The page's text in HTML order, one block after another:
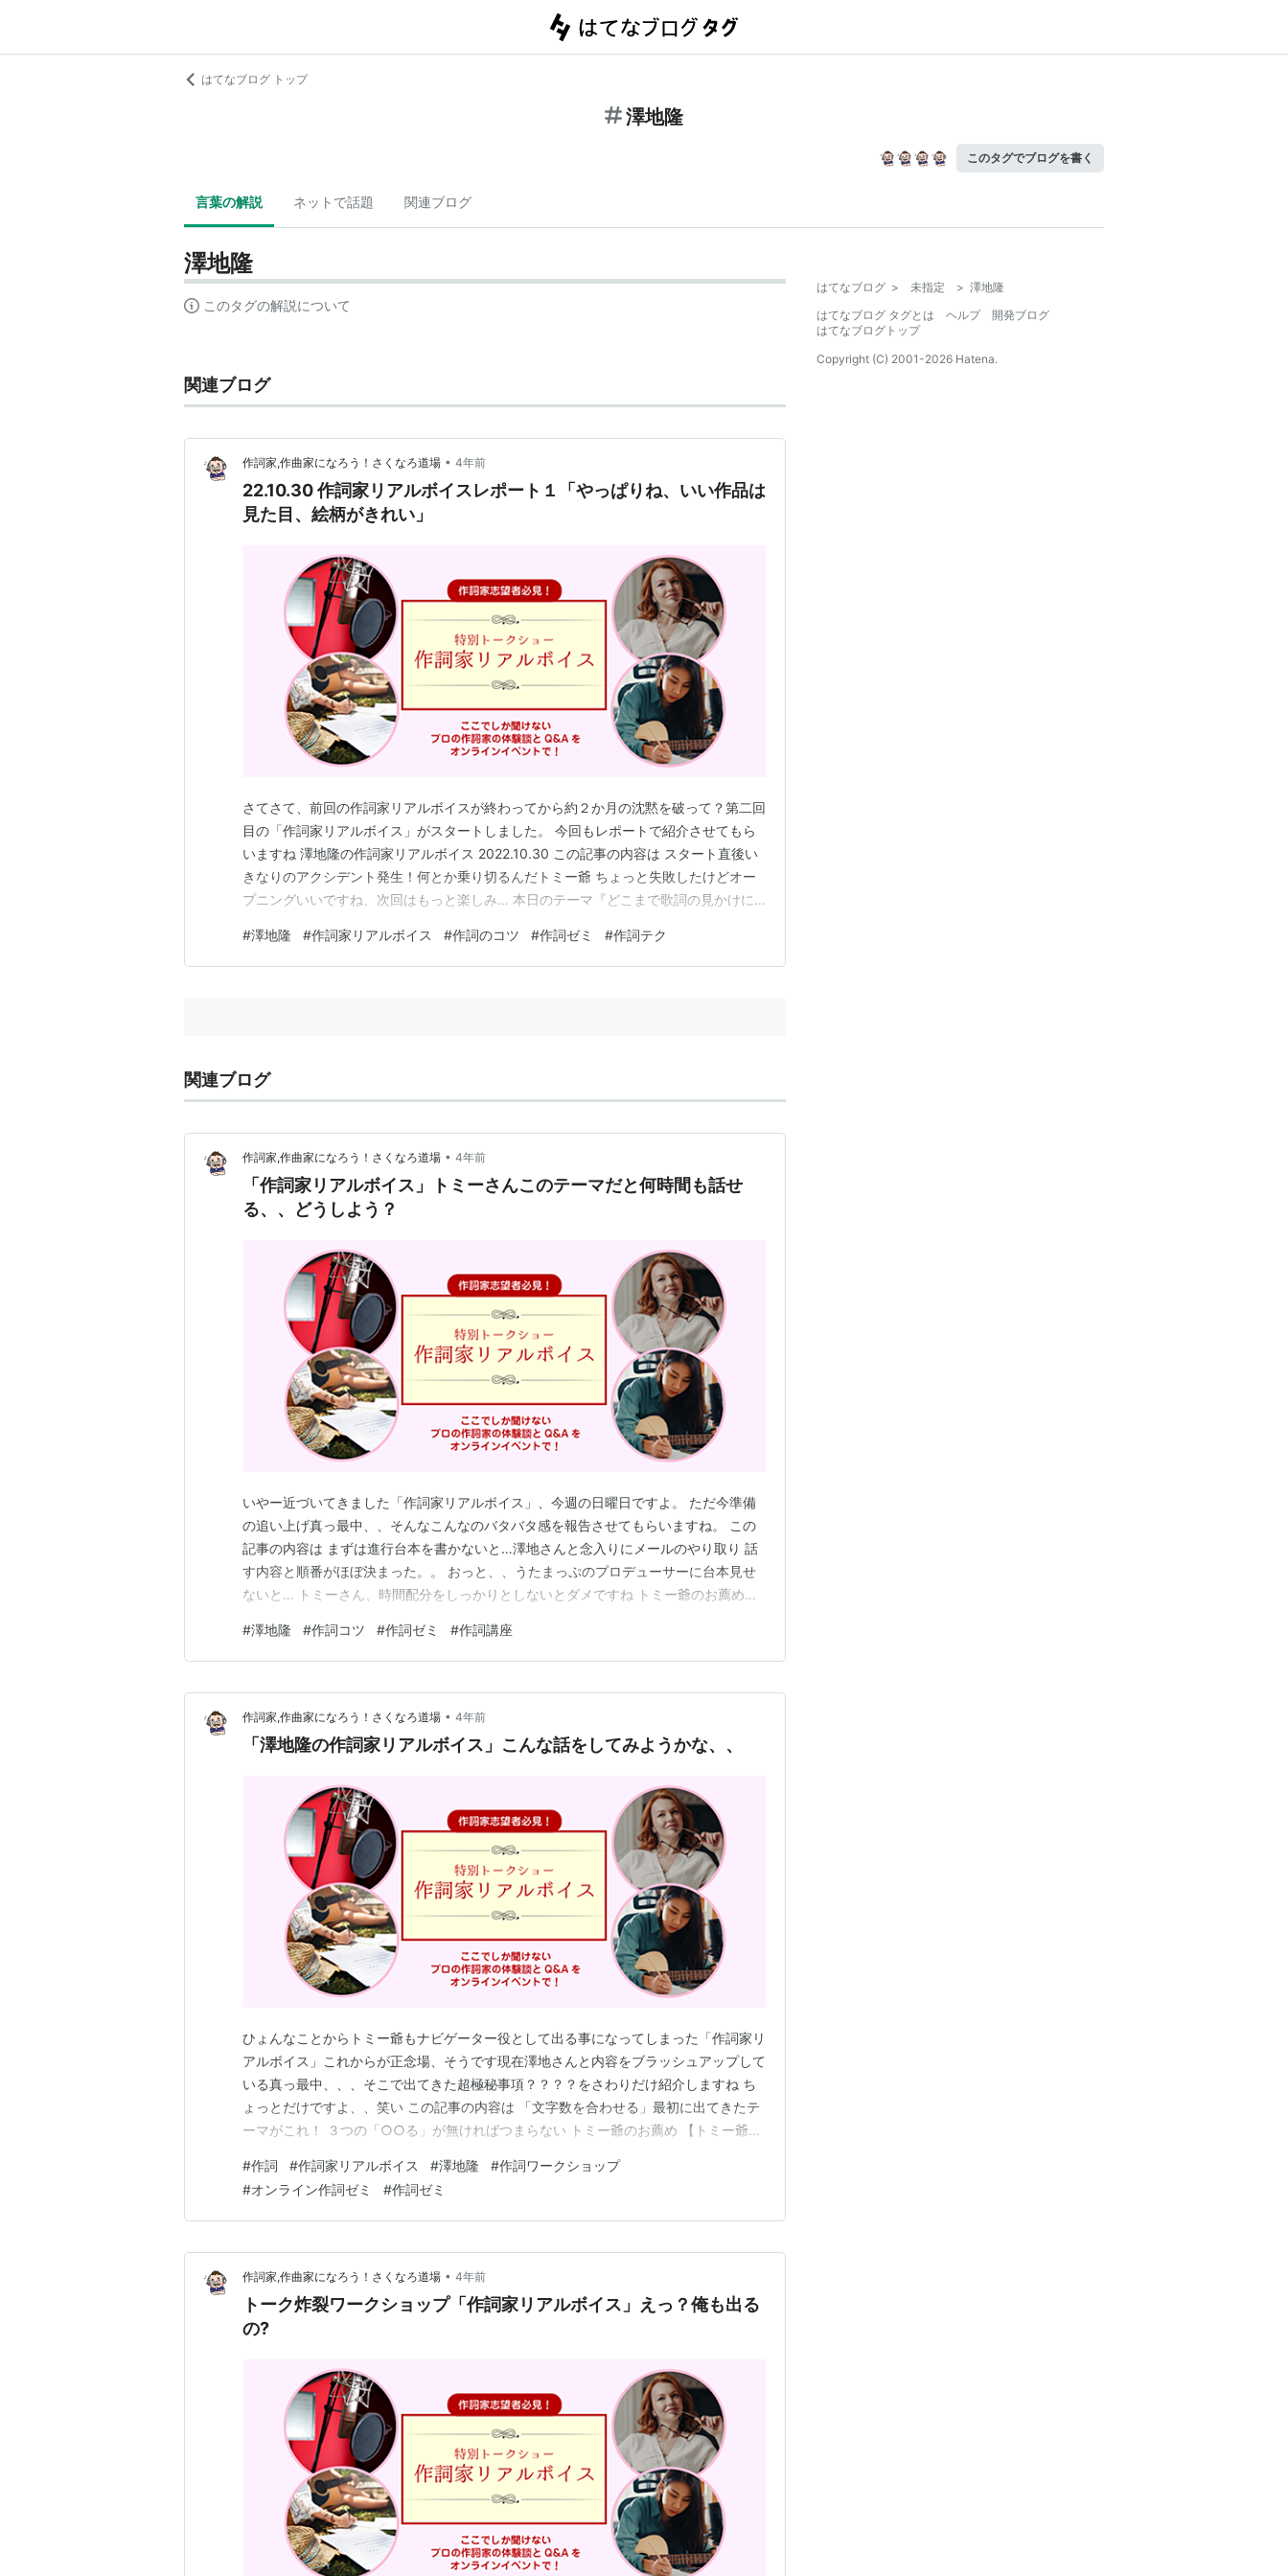
はてなブログ トップ
澤地隆
このタグでブログを書く
言葉の解説 ネットで話題 関連ブログ
澤地隆
このタグの解説について
関連ブログ
作詞家,作曲家になろう！さくなろ道場 • 4年前
22.10.30 作詞家リアルボイスレポート１「やっぱりね、いい作品は
見た目、絵柄がきれい」
さてさて、前回の作詞家リアルボイスが終わってから約２か月の沈黙を破って？第二回
目の「作詞家リアルボイス」がスタートしました。 今回もレポートで紹介させてもら
いますね 澤地隆の作詞家リアルボイス 2022.10.30 この記事の内容は スタート直後い
きなりのアクシデント発生！何とか乗り切るんだトミー爺 ちょっと失敗したけどオー
プニングいいですね、次回はもっと楽しみ… 本日のテーマ『どこまで歌詞の見かけに
手の人って作詞家の書いた詞を見てレコーディングするんですよ 【トミーのお薦め】
【トミー爺の関連サイト】 スタート直…
#澤地隆 #作詞家リアルボイス #作詞のコツ #作詞ゼミ #作詞テク
関連ブログ
作詞家,作曲家になろう！さくなろ道場 • 4年前
「作詞家リアルボイス」トミーさんこのテーマだと何時間も話せ
る、、どうしよう？
いやー近づいてきました「作詞家リアルボイス」、今週の日曜日ですよ。 ただ今準備
の追い上げ真っ最中、、そんなこんなのバタバタ感を報告させてもらいますね。 この
記事の内容は まずは進行台本を書かないと…澤地さんと念入りにメールのやり取り 話
す内容と順番がほぼ決まった。。 おっと、、うたまっぷのプロデューサーに台本見せ
ないと… トミーさん、時間配分をしっかりとしないとダメですね トミー爺のお薦め
く！！ ■作詞家 澤地隆の「作詞家リアルボイス」ーただ書きゃいいってもんじゃない
ー 第一回 ところで歌の詞ってなにが大切なの 作詞…
#澤地隆 #作詞コツ #作詞ゼミ #作詞講座
作詞家,作曲家になろう！さくなろ道場 • 4年前
「澤地隆の作詞家リアルボイス」こんな話をしてみようかな、、
ひょんなことからトミー爺もナビゲーター役として出る事になってしまった「作詞家リ
アルボイス」これからが正念場、そうです現在澤地さんと内容をブラッシュアップして
いる真っ最中、、、そこで出てきた超極秘事項？？？？をさわりだけ紹介しますね ち
ょっとだけですよ、、笑い この記事の内容は 「文字数を合わせる」最初に出てきたテ
ーマがこれ！ ３つの「○○る」が無ければつまらない トミー爺のお薦め 【トミー爺の
澤地隆の「作詞家リアルボイス」ーただ書きゃいいってもんじゃないー 第一回 ところ
で歌の詞ってなにが大切なの 作詞家リアルボ…
#作詞 #作詞家リアルボイス #澤地隆 #作詞ワークショップ
#オンライン作詞ゼミ #作詞ゼミ
作詞家,作曲家になろう！さくなろ道場 • 4年前
トーク炸裂ワークショップ「作詞家リアルボイス」えっ？俺も出る
の?
はてなブログ > 未指定 > 澤地隆
はてなブログ タグとは
ヘルプ
開発ブログ
はてなブログトップ
Copyright (C) 2001-2026 Hatena.